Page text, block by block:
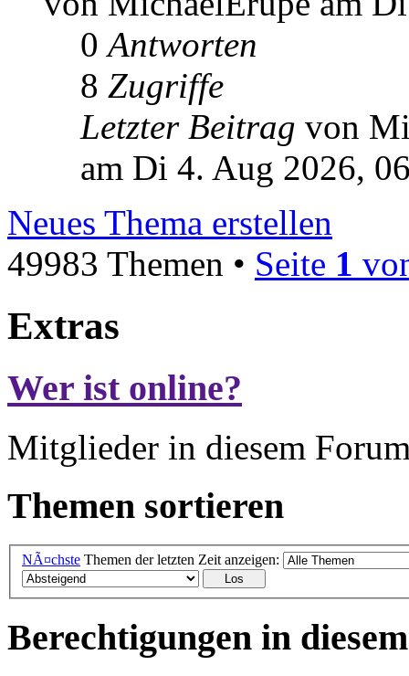
0Antworten
8 Zugriffe
Letzter Beitrag von
am Di 4. Aug 2026,
Neues Thema erstellen
49983 Themen • Seite 1
Extras
Wer ist online?
Mitglieder in diesem
Themen sortieren
NÃ¤chste Themen der letzten Zeit anzeigen:
Berechtigungen in